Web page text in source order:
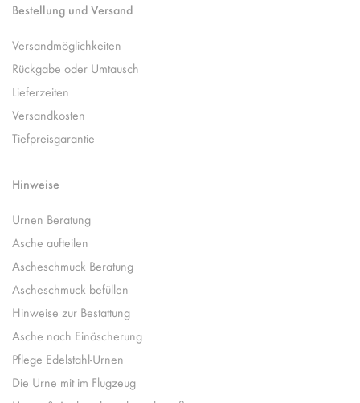
Bestellung und Versand
Versandmöglichkeiten
Rückgabe oder Umtausch
Lieferzeiten
Versandkosten
Tiefpreisgarantie
Hinweise
Urnen Beratung
Asche aufteilen
Ascheschmuck Beratung
Ascheschmuck befüllen
Hinweise zur Bestattung
Asche nach Einäscherung
Pflege Edelstahl-Urnen
Die Urne mit im Flugzeug